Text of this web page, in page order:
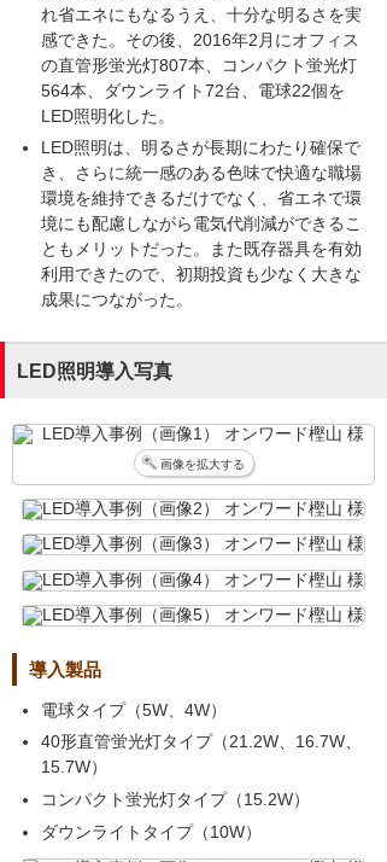
れ省エネにもなるうえ、十分な明るさを実
感できた。その後、2016年2月にオフィス
の直管形蛍光灯807本、コンパクト蛍光灯
564本、ダウンライト72台、電球22個を
LED照明化した。
LED照明は、明るさが長期にわたり確保で
き、さらに統一感のある色味で快適な職場
環境を維持できるだけでなく、省エネで環
境にも配慮しながら電気代削減ができるこ
ともメリットだった。また既存器具を有効
利用できたので、初期投資も少なく大きな
成果につながった。
LED照明導入写真
画像を拡大する
導入製品
電球タイプ（5W、4W）
40形直管蛍光灯タイプ（21.2W、16.7W、
15.7W）
コンパクト蛍光灯タイプ（15.2W）
ダウンライトタイプ（10W）